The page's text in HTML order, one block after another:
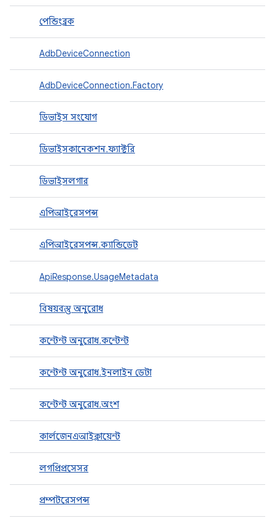
পেন্ডিংব্লক
AdbDeviceConnection
AdbDeviceConnection.Factory
ডিভাইস সংযোগ
ডিভাইসকানেকশন.ফ্যাক্টরি
ডিভাইসলগার
এপিআইরেসপন্স
এপিআইরেসপন্স.ক্যান্ডিডেট
ApiResponse.UsageMetadata
বিষয়বস্তু অনুরোধ
কন্টেন্ট অনুরোধ.কন্টেন্ট
কন্টেন্ট অনুরোধ.ইনলাইন ডেটা
কন্টেন্ট অনুরোধ.অংশ
কার্লজেনএআইক্লায়েন্ট
লগপ্রিপ্রসেসর
প্রম্পটরেসপন্স